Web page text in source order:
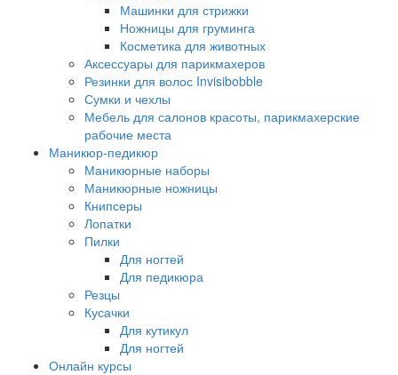
Машинки для стрижки
Ножницы для груминга
Косметика для животных
Аксессуары для парикмахеров
Резинки для волос Invisibobble
Сумки и чехлы
Мебель для салонов красоты, парикмахерские
рабочие места
Маникюр-педикюр
Маникюрные наборы
Маникюрные ножницы
Книпсеры
Лопатки
Пилки
Для ногтей
Для педикюра
Резцы
Кусачки
Для кутикул
Для ногтей
Онлайн курсы